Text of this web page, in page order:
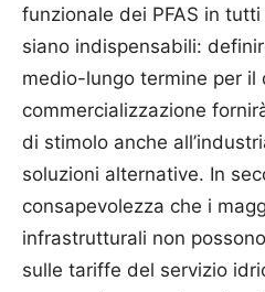
funzionale dei PFAS in
siano indispensabili:
medio-lungo termine per il
commercializzazione
di stimolo anche
soluzioni alternative. In
consapevolezza che i
infrastrutturali non
sulle tariffe del servizio